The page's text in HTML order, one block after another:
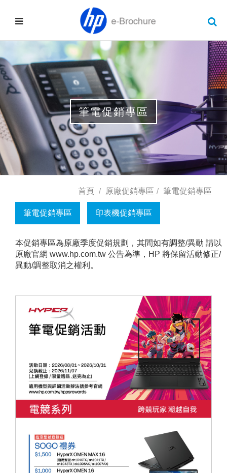
筆電促銷專區
首頁 原廠促銷專區 筆電促銷專區
筆電促銷專區 印表機促銷專區
本促銷專區為原廠季度促銷規劃，其間如有調整/異動 請以
原廠官網 www.hp.com.tw 公告為準，HP 將保留活動修正/
異動/調整取消之權利。